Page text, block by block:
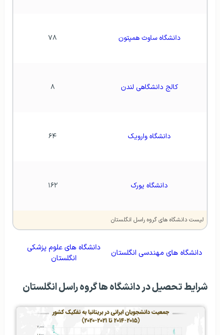
دانشگاه ساوث همپتون ۷۸
کالج دانشگاهی لندن ۸
دانشگاه وارویک ۶۴
دانشگاه یورک ۱۶۲
لیست دانشگاه های گروه راسل انگلستان
دانشگاه های مهندسی انگلستان
دانشگاه های علوم پزشکی
انگلستان
شرایط تحصیل در دانشگاه ها گروه راسل انگلستان